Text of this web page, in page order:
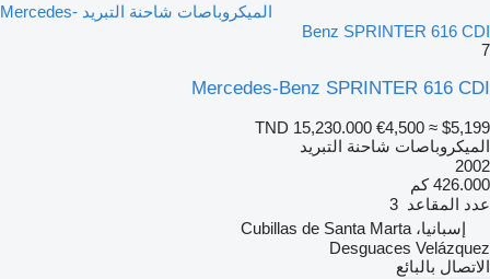
الميكروباصات شاحنة التبريد Mercedes-
Benz SPRINTER 616 CDI
7
Mercedes-Benz SPRINTER 616 CDI
TND 15,230.000 €4,500 ≈ $5,199
الميكروباصات شاحنة التبريد
2002
426.000 كم
عدد المقاعد 3
إسبانيا، Cubillas de Santa Marta
Desguaces Velázquez
الاتصال بالبائع